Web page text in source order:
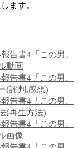
ます。
告書4「この男、
動画
告書4「この男、
(評判,感想)
告書4「この男、
(再生方法)
告書4「この男、
画像